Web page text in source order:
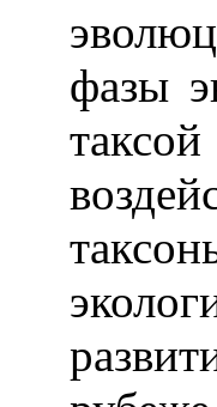
фазы